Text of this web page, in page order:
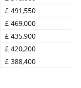
£ 491,550
£ 469,000
£ 435,900
£ 420,200
£ 388,400